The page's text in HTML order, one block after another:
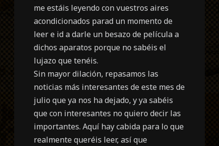
me estáis leyendo con vuestros aires
acondicionados parad un momento de
leer e id a darle un besazo de película a
dichos aparatos porque no sabéis el
lujazo que tenéis.
Sin mayor dilación, repasamos las
noticias más interesantes de este mes de
julio que ya nos ha dejado, y ya sabéis
que con interesantes no quiero decir las
importantes. Aquí hay cabida para lo que
realmente queréis leer, así que